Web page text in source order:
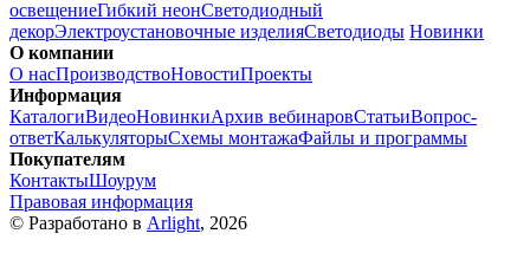
освещениеГибкий неонСветодиодный
декорЭлектроустановочные изделияСветодиоды Новинки
О компании
О насПроизводствоНовостиПроекты
Информация
КаталогиВидеоНовинкиАрхив вебинаровСтатьиВопрос-
ответКалькуляторыСхемы монтажаФайлы и программы
Покупателям
КонтактыШоурум
Правовая информация
© Разработано в Arlight, 2026